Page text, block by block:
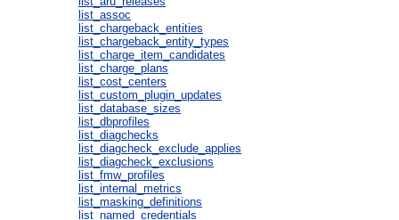
list_assoc
list_chargeback_entities
list_chargeback_entity_types
list_charge_item_candidates
list_charge_plans
list_cost_centers
list_custom_plugin_updates
list_database_sizes
list_dbprofiles
list_diagchecks
list_diagcheck_exclude_applies
list_diagcheck_exclusions
list_fmw_profiles
list_internal_metrics
list_masking_definitions
list_named_credentials